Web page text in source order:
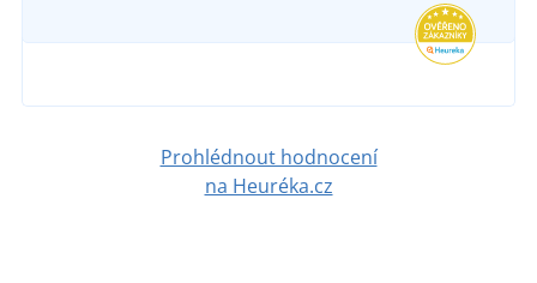
1 279 Kč
Prohlédnout hodnocení
na Heuréka.cz